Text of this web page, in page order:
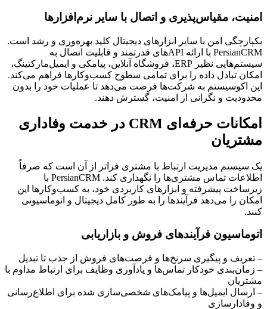
امنیت، مقیاس‌پذیری و اتصال با سایر نرم‌افزارها
یکپارچگی امن با سایر ابزارهای دیجیتال کلید بهره‌وری و رشد است.
PersianCRM با ارائه APIهای قدرتمند و قابلیت اتصال به
سیستم‌هایی نظیر ERP، فروشگاه آنلاین، پیامکی و ایمیل‌مارکتینگ،
امکان تبادل داده را برای تمامی سطوح کسب‌وکارها فراهم می‌کند.
این اکوسیستم به شرکت‌ها فرصت می‌دهد تا عملیات خود را بدون
محدودیت و نگرانی از امنیت، گسترش دهند.
امکانات حرفه‌ای CRM در خدمت وفاداری
مشتریان
یک سیستم مدیریت ارتباط با مشتری فراتر از آن است که صرفاً
اطلاعات تماس مشتری‌ها را نگهداری کند. PersianCRM با
زیرساخت پیشرفته و ابزارهای کاربردی خود، به کسب‌وکارها این
امکان را می‌دهد فرآیندها را به طور کامل دیجیتال و اتوماسیونی
کنند.
اتوماسیون فرآیندهای فروش و بازاریابی
– تعریف و پیگیری سرنخ‌ها و فرصت‌های فروش از جذب تا تبدیل
– زمان‌بندی خودکار تماس‌ها و یادآوری وظایف برای ارتباط مداوم با
مشتریان
– ارسال ایمیل‌ها و پیامک‌های شخصی‌سازی شده برای اطلاع‌رسانی
و وفادارسازی